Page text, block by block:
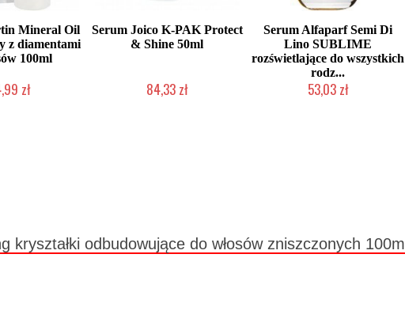
Mineral Oil
z diamentami
100ml
zł
Serum Joico K-PAK Protect
& Shine 50ml
84,33 zł
Serum Alfaparf Semi Di
Lino SUBLIME
rozświetlające do wszystkich
rodz...
53,03 zł
kryształki odbudowujące do włosów zniszczonych 100ml